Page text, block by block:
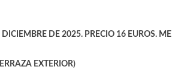
DE 2025. PRECIO 16 EUROS.
EXTERIOR)